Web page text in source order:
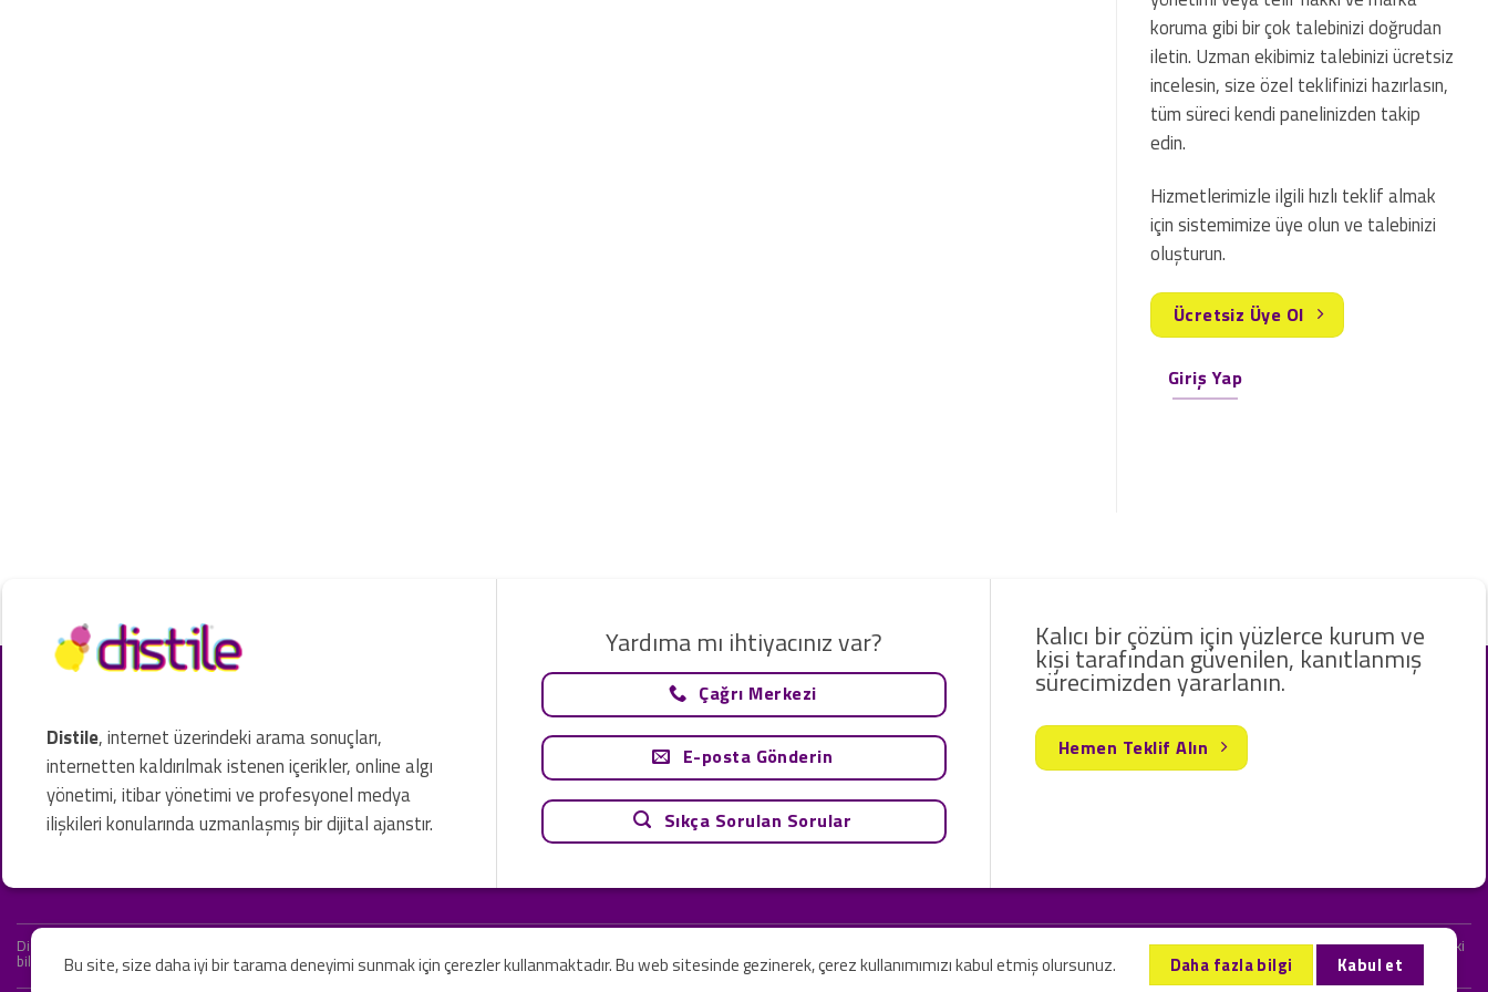
koruma gibi bir çok talebinizi doğrudan
iletin. Uzman ekibimiz talebinizi ücretsiz
incelesin, size özel teklifinizi hazırlasın,
tüm süreci kendi panelinizden takip
edin.
Hizmetlerimizle ilgili hızlı teklif almak
için sistemimize üye olun ve talebinizi
oluşturun.
Ücretsiz Üye Ol
Giriş Yap
Distile, internet üzerindeki arama sonuçları,
internetten kaldırılmak istenen içerikler, online algı
yönetimi, itibar yönetimi ve profesyonel medya
ilişkileri konularında uzmanlaşmış bir dijital ajanstır.
Yardıma mı ihtiyacınız var?
Çağrı Merkezi
E-posta Gönderin
Sıkça Sorulan Sorular
Kalıcı bir çözüm için yüzlerce kurum ve
kişi tarafından güvenilen, kanıtlanmış
sürecimizden yararlanın.
Hemen Teklif Alın
Distile bir hukuk firması değildir ve hizmetlerimizin hiçbiri resmi hukuki tavsiye olarak değerlendirilemez. Sadece teknoloji ve danışmanlık şirketi olarak hizmet vermekteyiz. Web sitemizde ve sizinle kurduğumuz iletişimlerdeki
bilgiler yalnızca genel bilgi niteliğindedir. Yasal tavsiye olarak değerlendirilmesi amaçlanmamıştır.
Bu site, size daha iyi bir tarama deneyimi sunmak için çerezler kullanmaktadır. Bu web sitesinde gezinerek, çerez kullanımımızı kabul etmiş olursunuz. Daha fazla bilgi Kabul et